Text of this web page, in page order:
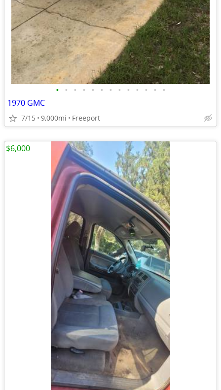
• • • • • • • • • • • • •
1970 GMC
7/15 9,000mi Freeport
$6,000